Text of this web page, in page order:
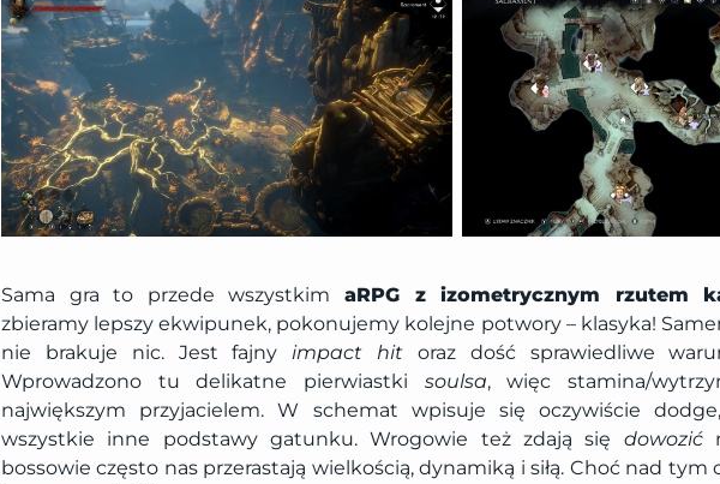
Sama gra to przede wszystkim aRPG z izometrycznym rzutem
zbieramy lepszy ekwipunek, pokonujemy kolejne potwory – klasyka!
nie brakuje nic. Jest fajnyimpact hit oraz dość sprawiedliwe
Wprowadzono tu delikatne pierwiastki soulsa, więc stamina/
największym przyjacielem. W schemat wpisuje się oczywiście
wszystkie inne podstawy gatunku. Wrogowie też zdają się dowozić
bossowie często nas przerastają wielkością, dynamiką i siłą. Choć nad